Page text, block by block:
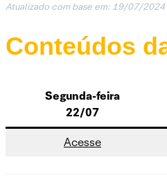
Atualizado com base em: 19/07/2024
Conteúdos
Segunda-feira
22/07
Acesse